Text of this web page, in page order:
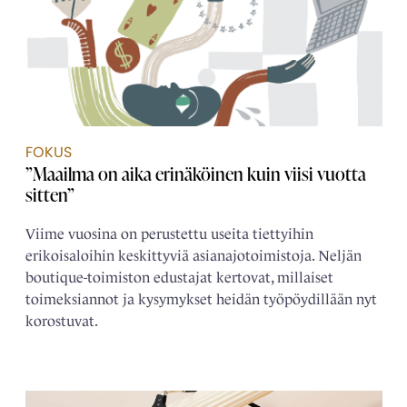
FOKUS
”Maailma on aika erinäköinen kuin viisi vuotta
sitten”
Viime vuosina on perustettu useita tiettyihin
erikoisaloihin keskittyviä asianajotoimistoja. Neljän
boutique-toimiston edustajat kertovat, millaiset
toimeksiannot ja kysymykset heidän työpöydillään nyt
korostuvat.